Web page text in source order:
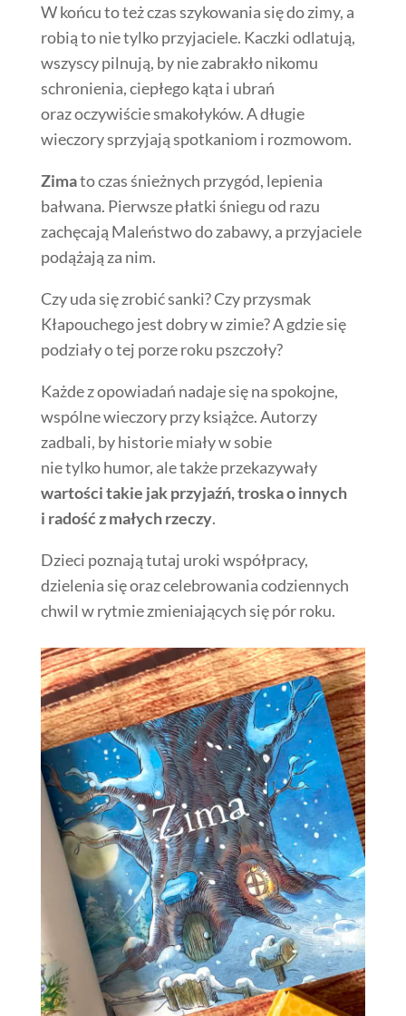
W końcu to też czas szykowania się do zimy, a
robią to nie tylko przyjaciele. Kaczki odlatują,
wszyscy pilnują, by nie zabrakło nikomu
schronienia, ciepłego kąta i ubrań
oraz oczywiście smakołyków. A długie
wieczory sprzyjają spotkaniom i rozmowom.
Zimato czas śnieżnych przygód, lepienia
bałwana. Pierwsze płatki śniegu od razu
zachęcają Maleństwo do zabawy, a przyjaciele
podążają za nim.
Czy uda się zrobić sanki? Czy przysmak
Kłapouchego jest dobry w zimie? A gdzie się
podziały o tej porze roku pszczoły?
Każde z opowiadań nadaje się na spokojne,
wspólne wieczory przy książce. Autorzy
zadbali, by historie miały w sobie
nie tylko humor, ale także przekazywały
wartości takie jak przyjaźń, troska o innych
i radość z małych rzeczy.
Dzieci poznają tutaj uroki współpracy,
dzielenia się oraz celebrowania codziennych
chwil w rytmie zmieniających się pór roku.